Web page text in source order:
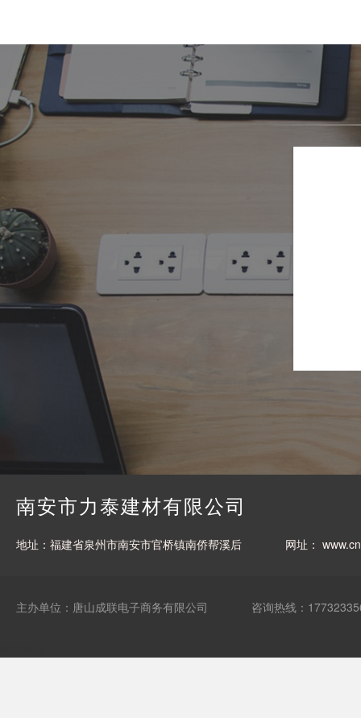
南安市力泰建材有限公司
地址：福建省泉州市南安市官桥镇南侨帮溪后 网址：
主办单位：唐山成联电子商务有限公司 咨询热线：